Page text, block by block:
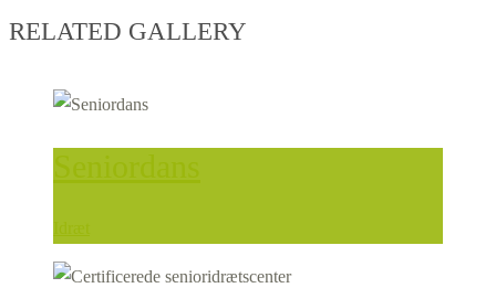
RELATED GALLERY
Seniordans
Idræt